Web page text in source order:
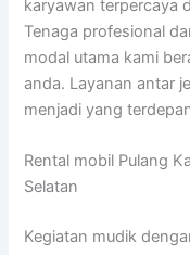
karyawan terpercaya
Tenaga profesional
modal utama kami
anda. Layanan antar
menjadi yang
Rental mobil Pulang
Selatan
Kegiatan mudik